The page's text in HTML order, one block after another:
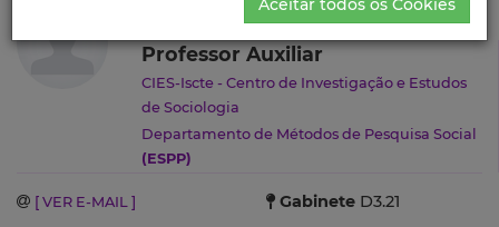
Marcelo Camerlo
Professor Auxiliar
CIES-Iscte - Centro de Investigação e Estudos
de Sociologia
Departamento de Métodos de Pesquisa Social
(ESPP)
[ VER E-MAIL ] Gabinete D3.21
Aceitar todos os Cookies